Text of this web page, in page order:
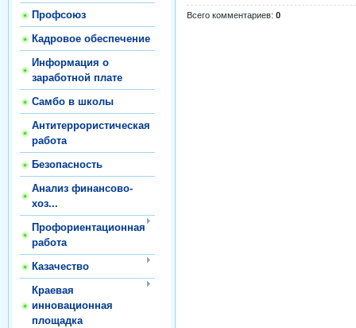
Профсоюз
Кадровое обеспечение
Информация о
заработной плате
Самбо в школы
Антитеррористическая
работа
Безопасность
Анализ финансово-
хоз...
Профориентационная
работа
Казачество
Краевая
инновационная
площадка
Всего комментариев: 0